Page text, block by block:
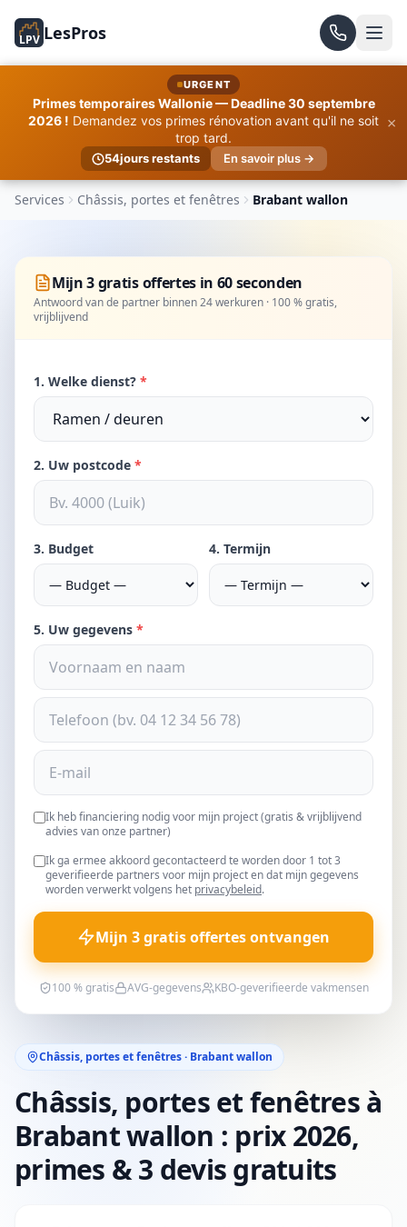
LPV LesPros
URGENT
Primes temporaires Wallonie — Deadline 30 septembre
2026 ! Demandez vos primes rénovation avant qu'il ne soit
trop tard.
54jours restants En savoir plus →
×
Services Châssis, portes et fenêtres Brabant wallon
Châssis, portes et fenêtres · Brabant wallon
Châssis, portes et fenêtres à
Brabant wallon : prix 2026,
primes & 3 devis gratuits
Mijn 3 gratis offertes in 60 seconden
Antwoord van de partner binnen 24 werkuren · 100 % gratis,
vrijblijvend
1. Welke dienst? *
2. Uw postcode *
3. Budget 4. Termijn
5. Uw gegevens *
Ik heb financiering nodig voor mijn project (gratis & vrijblijvend
advies van onze partner)
Ik ga ermee akkoord gecontacteerd te worden door 1 tot 3
geverifieerde partners voor mijn project en dat mijn gegevens
worden verwerkt volgens het privacybeleid.
Mijn 3 gratis offertes ontvangen
100 % gratis AVG-gegevens KBO-geverifieerde vakmensen